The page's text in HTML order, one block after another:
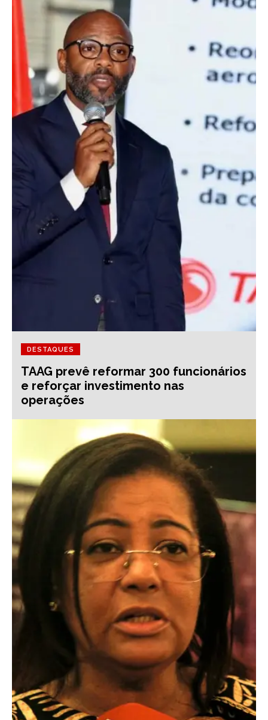
DESTAQUES
TAAG prevê reformar 300 funcionários
e reforçar investimento nas
operações